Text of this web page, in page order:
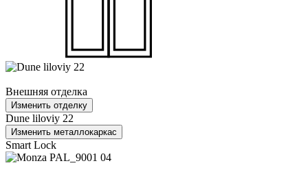
Внешняя отделка
Изменить отделку
Dune liloviy 22
Изменить металлокаркас
Smart Lock